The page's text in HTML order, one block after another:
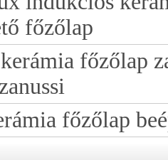
főzőlap
főzőlap
főzőlap